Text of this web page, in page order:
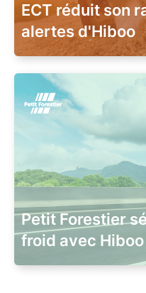
ECT réduit son
alertes d'Hiboo
Petit Forestier
froid avec Hiboo